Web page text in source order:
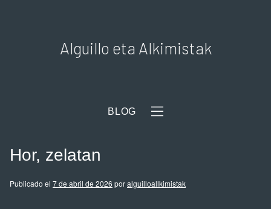
Alguillo eta Alkimistak
BLOG
Hor, zelatan
Publicado el 7 de abril de 2026 poralguilloallkimistak